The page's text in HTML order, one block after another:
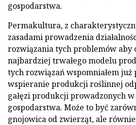
gospodarstwa.
Permakultura, z
zasadami prowadzenia
rozwiązania tych problemów aby
najbardziej trwałego modelu
tych rozwiązań wspomniałem już
wspieranie produkcji roślinnej
gałęzi produkcji prowadzonych
gospodarstwa. Może to być
gnojowica od zwierząt, ale